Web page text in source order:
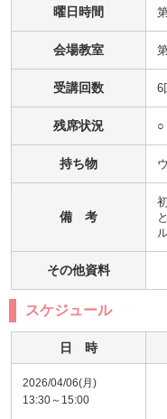
曜日時間
会場教室
受講回数 6
残席状況 ○
持ち物
備 考
その他資料
スケジュール
日 時
2026/04/06(月)
13:30～15:00